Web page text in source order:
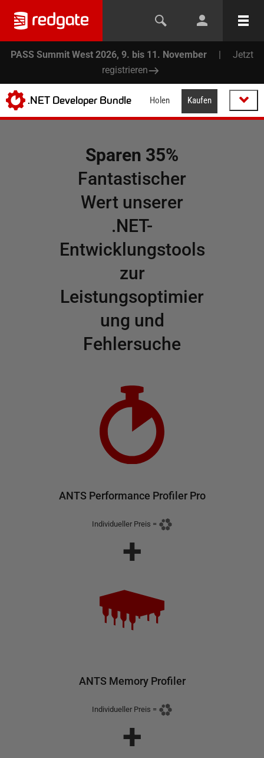
PASS Summit West 2026, 9. bis 11. November |
Jetzt
registrieren
.NET Developer Bundle Holen Kaufen
Sparen 35%
Fantastischer
Wert unserer
.NET-
Entwicklungstools
zur
Leistungsoptimier
ung und
Fehlersuche
ANTS Performance Profiler Pro
Individueller Preis =
+
ANTS Memory Profiler
Individueller Preis =
+